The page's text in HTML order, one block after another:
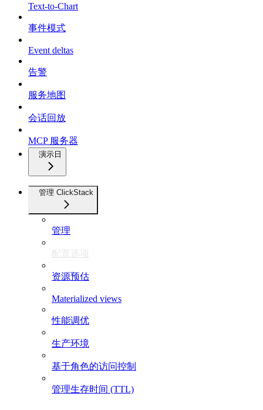
Text-to-Chart
事件模式
Event deltas
告警
服务地图
会话回放
MCP 服务器
演示日
管理 ClickStack
管理
配置选项
资源预估
Materialized views
性能调优
生产环境
基于角色的访问控制
管理生存时间 (TTL)